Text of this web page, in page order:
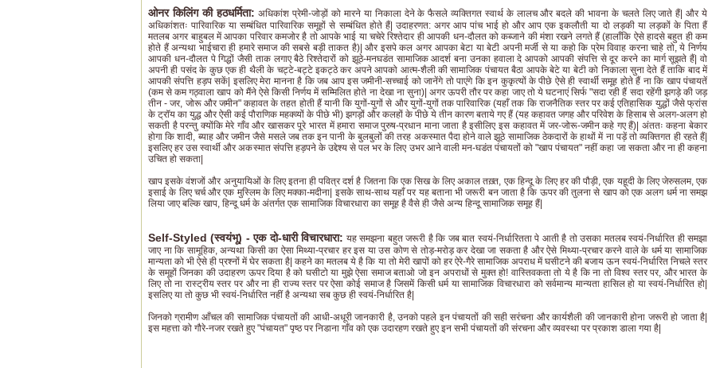
ओनर किलिंग की हठधर्मिता:अधिकांश प्रेमी-जोड़ों को मारने या निकाला देने के फैसले व्यक्तिगत स्वार्थ के लालच और बदले की भावना के चलते लिए जाते हैं| और ये
अधिकांशतः पारिवारिक या सम्बंधित पारिवारिक समूहों से सम्बंधित होते हैं| उदाहरणत: अगर आप पांच भाई हो और आप एक इकलौती या दो लड़की या लड़कों के पिता हैं
मतलब अगर बाहुबल में आपका परिवार कमजोर है तो आपके भाई या चचेरे रिश्तेदार ही आपकी धन-दौलत को कब्जाने की मंशा रखने लगते हैं (हालाँकि ऐसे हादसे बहुत ही कम
होते हैं अन्यथा भाईचारा ही हमारे समाज की सबसे बड़ी ताकत है)| और इसपे कल अगर आपका बेटा या बेटी अपनी मर्जी से या कहो कि प्रेम विवाह करना चाहे तो, ये निर्णय
आपकी धन-दौलत पे गिद्धों जैसी ताक लगाए बैठे रिश्तेदारों को झूठे-मनघडंत सामाजिक आदर्श बना उनका हवाला दे आपको आपकी संपत्ति से दूर करने का मार्ग सूझते हैं| वो
अपनी ही पसंद के कुछ एक ही थैली के चट्टे-बट्टे इकट्ठे कर अपने आपको आत्म-शैली की सामाजिक पंचायत बैठा आपके बेटे या बेटी को निकाला सुना देते हैं ताकि बाद में
आपकी संपत्ति हड़प सकें| इसलिए मेरा मानना है कि जब आप इस जमीनी-सच्चाई को जानेंगे तो पाएंगे कि इन कुकृत्यों के पीछे ऐसे ही स्वार्थी समूह होते हैं ना कि खाप पंचायतें
(कम से कम गठ्वाला खाप को मैंने ऐसे किसी निर्णय में सम्मिलित होते ना देखा ना सुना)| अगर ऊपरी तौर पर कहा जाए तो ये घटनाएं सिर्फ "सदा रही हैं सदा रहेंगी झगड़े की जड़
तीन - जर, जोरू और जमीन" कहावत के तहत होती हैं यानी कि युगों-युगों से और युगों-युगों तक पारिवारिक (यहाँ तक कि राजनैतिक स्तर पर कई एतिहासिक युद्धों जैसे फ्रांस
के ट्रॉय का युद्ध और ऐसी कई पौराणिक महक्व्यों के पीछे भी) झगड़ों और कलहों के पीछे ये तीन कारण बताये गए हैं (यह कहावत जगह और परिवेश के हिसाब से अलग-अलग हो
सकती है परन्तु क्योंकि मेरे गाँव और खासकर पूरे भारत में हमारा समाज पुरुष-प्रधान माना जाता है इसीलिए इस कहावत में जर-जोरू-जमीन कहे गए हैं)| अंततः कहना बेकार
होगा कि शादी, ब्याह और जमीन जैसे मसले जब तक इन पानी के बुलबुलों की तरह अकस्मात पैदा होने वाले झूठे सामाजिक ठेकदारों के हाथों में ना पड़ें तो व्यक्तिगत ही रहते हैं|
इसलिए हर उस स्वार्थी और अकस्मात संपत्ति हड़पने के उद्देश्य से पल भर के लिए उभर आने वाली मन-घडंत पंचायतों को "खाप पंचायत" नहीं कहा जा सकता और ना ही कहना
उचित हो सकता|
खाप इसके वंशजों और अनुयायिओं के लिए इतना ही पवित्र दर्श है जितना कि एक सिख के लिए अकाल तख़्त, एक हिन्दू के लिए हर की पौड़ी, एक यहूदी के लिए जेरुसलम, एक
इसाई के लिए चर्च और एक मुस्लिम के लिए मक्का-मदीना| इसके साथ-साथ यहाँ पर यह बताना भी जरूरी बन जाता है कि ऊपर की तुलना से खाप को एक अलग धर्म ना समझ
लिया जाए बल्कि खाप, हिन्दू धर्म के अंतर्गत एक सामाजिक विचारधारा का समूह है वैसे ही जैसे अन्य हिन्दू सामाजिक समूह हैं|
Self-Styled (स्वयंभू) - एक दो-धारी विचारधारा: यह समझना बहुत जरूरी है कि जब बात स्वयं-निर्धारितता पे आती है तो उसका मतलब स्वयं-निर्धारित ही समझा
जाए ना कि सामूहिक, अन्यथा किसी का ऐसा मिथ्या-प्रचार हर इस या उस कोण से तोड़-मरोड़ कर देखा जा सकता है और ऐसे मिथ्या-प्रचार करने वाले के धर्म या सामाजिक
मान्यता को भी ऐसे ही प्रश्नों में घेर सकता है| कहने का मतलब ये है कि या तो मेरी खापों को हर ऐरे-गैरे सामाजिक अपराध में घसीटने की बजाय ऊन स्वयं-निर्धारित निचले स्तर
के समूहों जिनका की उदाहरण ऊपर दिया है को घसीटो या मुझे ऐसा समाज बताओ जो इन अपराधों से मुक्त हो! वास्तिवकता तो ये है कि ना तो विश्व स्तर पर, और भारत के
लिए तो ना रास्ट्रीय स्तर पर और ना ही राज्य स्तर पर ऐसा कोई समाज है जिसमें किसी धर्म या सामाजिक विचारधारा को सर्वमान्य मान्यता हासिल हो या स्वयं-निर्धारित हो|
इसलिए या तो कुछ भी स्वयं-निर्धारित नहीं है अन्यथा सब कुछ ही स्वयं-निर्धारित है|
जिनको ग्रामीण आँचल की सामाजिक पंचायतों की आधी-अधूरी जानकारी है, उनको पहले इन पंचायतों की सही सरंचना और कार्यशैली की जानकारी होना जरूरी हो जाता है|
इस महत्ता को गौरे-नजर रखते हुए "पंचायत" पृष्ठ पर निडाना गाँव को एक उदारहण रखते हुए इन सभी पंचायतों की संरचना और व्यवस्था पर प्रकाश डाला गया है|